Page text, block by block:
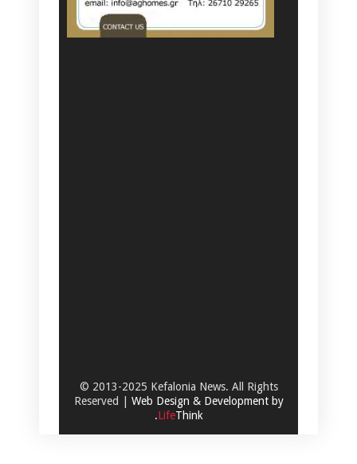
© 2013-2025 Kefalonia News. All Rights
Reserved | Web Design & Development by
.LifeThink